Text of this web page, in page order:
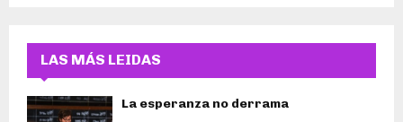
LAS MÁS LEIDAS
La esperanza no derrama